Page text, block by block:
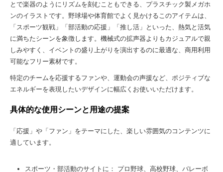
とで楽器のようにリズムを刻むこともできる、プラスチック製メガホ
ンのイラストです。野球場や体育館でよく見かけるこのアイテムは、
「スポーツ観戦」「部活動の応援」「推し活」といった、熱気と活気
に満ちたシーンを象徴します。機械式の拡声器よりもカジュアルで親
しみやすく、イベントの盛り上がりを演出するのに最適な、商用利用
可能なフリー素材です。
特定のチームを応援するファンや、運動会の声援など、ポジティブな
エネルギーを表現したいデザインに幅広くお使いいただけます。
具体的な使用シーンと用途の提案
「応援」や「ファン」をテーマにした、楽しい雰囲気のコンテンツに
適しています。
スポーツ・部活動のサイトに： プロ野球、高校野球、バレーボ